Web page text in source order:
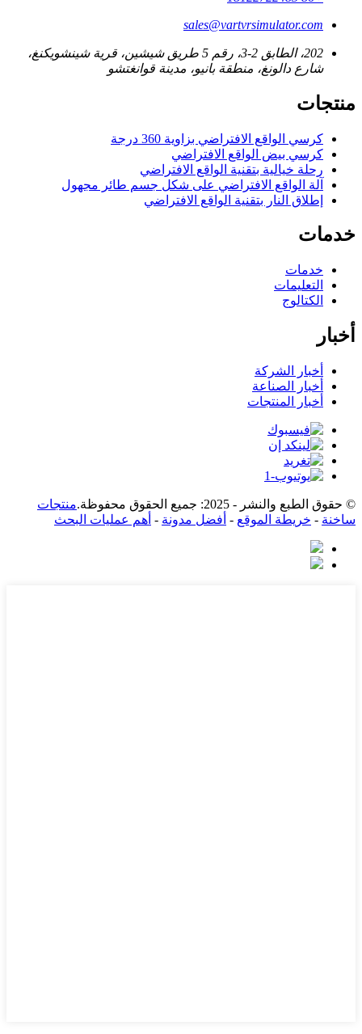
sales@vartvrsimulator.com
202، الطابق 2-3، رقم 5 طريق شيشين، قرية شينشويكنغ،
شارع دالونغ، منطقة بانيو، مدينة قوانغتشو
منتجات
كرسي الواقع الافتراضي بزاوية 360 درجة
كرسي بيض الواقع الافتراضي
رحلة خيالية بتقنية الواقع الافتراضي
آلة الواقع الافتراضي على شكل جسم طائر مجهول
إطلاق النار بتقنية الواقع الافتراضي
خدمات
خدمات
التعليمات
الكتالوج
أخبار
أخبار الشركة
أخبار الصناعة
أخبار المنتجات
© حقوق الطبع والنشر - 2025: جميع الحقوق محفوظة.
منتجات
ساخنة - خريطة الموقع - أفضل مدونة - أهم عمليات البحث